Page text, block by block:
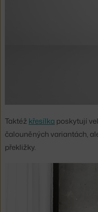
Taktéž křesílka poskytují
čalouněných variantách,
překližky.